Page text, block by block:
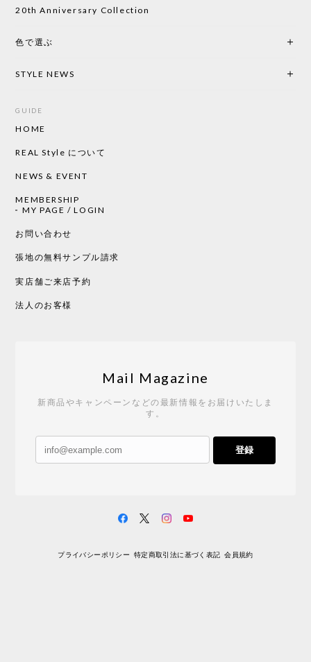
20th Anniversary Collection
色で選ぶ
STYLE NEWS
GUIDE
HOME
REAL Style について
NEWS & EVENT
MEMBERSHIP
MY PAGE / LOGIN
お問い合わせ
張地の無料サンプル請求
実店舗ご来店予約
法人のお客様
Mail Magazine
新商品やキャンペーンなどの最新情報をお届けいたしま
す。
登録
プライバシーポリシー 特定商取引法に基づく表記 会員規約